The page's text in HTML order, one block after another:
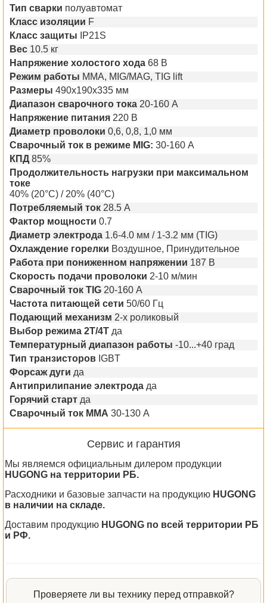
Тип сварки полуавтомат
Класс изоляции F
Класс защиты
IP21S
Вес 10.5 кг
Напряжение холостого хода 68 В
Режим работы MMA, MIG/MAG, TIG lift
Размеры 490х190х335 мм
Диапазон сварочного тока 20-160 А
Напряжение питания 220 В
Диаметр проволоки 0,6, 0,8, 1,0 мм
Сварочный ток в режиме MIG: 30-160 А
КПД 85%
Продолжительность нагрузки при максимальном
токе
40% (20°С) / 20% (40°С)
Потребляемый ток 28.5 А
Фактор мощности 0.7
Диаметр электрода 1.6-4.0 мм / 1-3.2 мм (TIG)
Охлаждение горелки Воздушное, Принудительное
Работа при пониженном напряжении 187 В
Скорость подачи проволоки 2-10 м/мин
Сварочный ток TIG 20-160 А
Частота питающей сети 50/60 Гц
Подающий механизм 2-х роликовый
Выбор режима 2T/4T да
Температурный диапазон работы -10...+40 град
Тип транзисторов IGBT
Форсаж дуги да
Антиприлипание электрода да
Горячий старт да
Сварочный ток MMA 30-130 А
Сервис и гарантия
Мы являемся официальным дилером продукции
HUGONG на территории РБ.
Расходники и базовые запчасти на продукцию HUGONG
в наличии на складе.
Доставим продукцию HUGONG по всей территории РБ
и РФ.
Проверяете ли вы технику перед отправкой?